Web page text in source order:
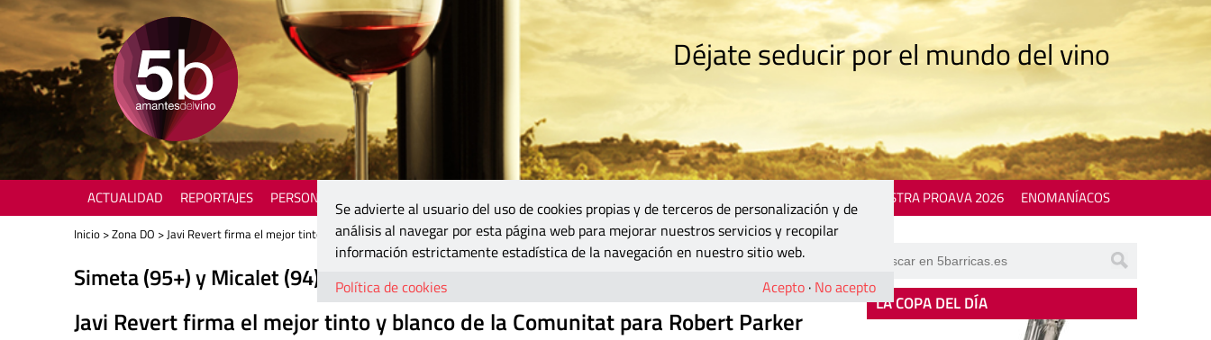
Déjate seducir por el mundo del vino
ACTUALIDAD REPORTAJES PERSONAJES MOSTRA PROAVA 2026 ENOMANÍACOS
Inicio >Zona DO > Javi Revert firma el mejor tinto y blanco de la Comunitat para Robert Parker
Simeta (95+) y Micalet (94)
Javi Revert firma el mejor tinto y blanco de la Comunitat para Robert Parker
LA COPA DEL DÍA
Se advierte al usuario del uso de cookies propias y de terceros de personalización y de
análisis al navegar por esta página web para mejorar nuestros servicios y recopilar
información estrictamente estadística de la navegación en nuestro sitio web.
Política de cookies
Acepto · No acepto